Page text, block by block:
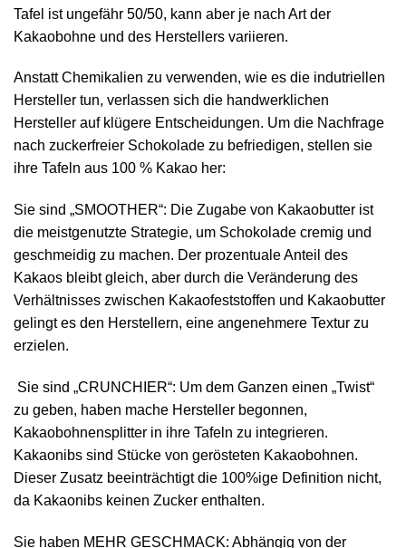
Tafel ist ungefähr 50/50, kann aber je nach Art der
Kakaobohne und des Herstellers variieren.
Anstatt Chemikalien zu verwenden, wie es die indutriellen
Hersteller tun, verlassen sich die handwerklichen
Hersteller auf klügere Entscheidungen. Um die Nachfrage
nach zuckerfreier Schokolade zu befriedigen, stellen sie
ihre Tafeln aus 100 % Kakao her:
Sie sind „SMOOTHER“: Die Zugabe von Kakaobutter ist
die meistgenutzte Strategie, um Schokolade cremig und
geschmeidig zu machen. Der prozentuale Anteil des
Kakaos bleibt gleich, aber durch die Veränderung des
Verhältnisses zwischen Kakaofeststoffen und Kakaobutter
gelingt es den Herstellern, eine angenehmere Textur zu
erzielen.
Sie sind „CRUNCHIER“: Um dem Ganzen einen „Twist“
zu geben, haben mache Hersteller begonnen,
Kakaobohnensplitter in ihre Tafeln zu integrieren.
Kakaonibs sind Stücke von gerösteten Kakaobohnen.
Dieser Zusatz beeinträchtigt die 100%ige Definition nicht,
da Kakaonibs keinen Zucker enthalten.
Sie haben MEHR GESCHMACK: Abhängig von der